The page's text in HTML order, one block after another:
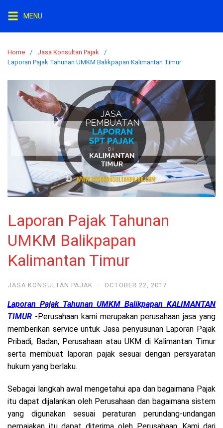
content
MENU
Home
Jasa Konsultan Pajak
Laporan Pajak Tahunan UMKM Balikpapan Kalimantan Timur
Laporan Pajak Tahunan
UMKM Balikpapan
Kalimantan Timur
JASA KONSULTAN PAJAK · OCTOBER 22, 2017
Laporan Pajak Tahunan UMKM Balikpapan KALIMANTAN
TIMUR -Perusahaan kami merupakan perusahaan jasa yang
memberikan service untuk Jasa penyusunan Laporan Pajak
Pribadi, Badan, Perusahaan atau UKM di Kalimantan Timur
serta membuat laporan pajak sesuai dengan persyaratan
hukum yang berlaku.
Sebagai langkah awal mengetahui apa dan bagaimana Pajak
itu dapat dijalankan oleh Perusahaan dan bagaimana sistem
yang digunakan sesuai peraturan perundang-undangan
perpajakan itu dapat diterima oleh Perusahaan. Kami dari